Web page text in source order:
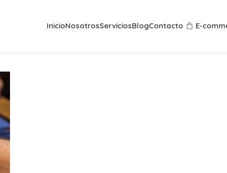
InicioNosotrosServiciosBlogContacto E-